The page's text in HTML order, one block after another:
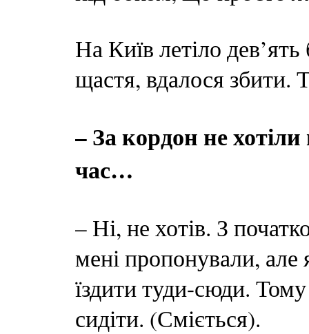
На Київ летіло
щастя, вдалося збити.
– За кордон не
час…
– Ні, не хотів. З
мені пропонували,
їздити туди-сюди.
сидіти. (Сміється).